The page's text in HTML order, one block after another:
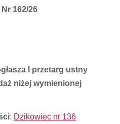
162/26
I przetarg ustny
niżej wymienionej
: Dzikowiec nr 136